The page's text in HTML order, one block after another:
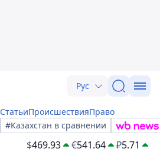
Рус
СтатьиПроисшествияПраво
#Казахстан в сравнении
$469.93 €541.64 ₽5.71